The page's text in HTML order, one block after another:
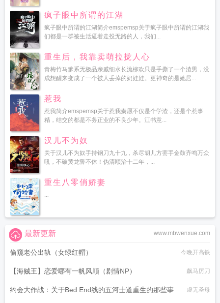
疯子眼中所谓的江湖
疯子眼中所谓的江湖简介emspemsp关于疯子眼中所谓的江湖我
们都是一群被生活逼着走投无路的人，我们...
重生后，我靠卖萌拉拢人心
青梅竹马爹系无极品亲戚细水长流柳欢只是手撕了一个渣男，没
成想醒来变成了一个被人丢掉的奶娃娃。更神奇的是她居...
惹我
惹我简介emspemsp关于惹我秦愿不仅是个学渣，还是个惹事
精，结交的都是不务正业的不良少年。江书意...
汉儿不为奴
关于汉儿不为奴手持钢刀九十九，杀尽胡儿方罢手金鼓齐鸣万众
吼，不破黄龙誓不休！伪清顺治十二年，...
重生八零俏娇妻
...
www.mbwenxue.com
最新更新
偷窥老公出轨（女绿红帽） 今晚开高铁
【海贼王】恋爱哪有一帆风顺（剧情NP） 飙马厉刀
约会大作战：关于Bed End线的五河士道重生的那些事 虚无圣母